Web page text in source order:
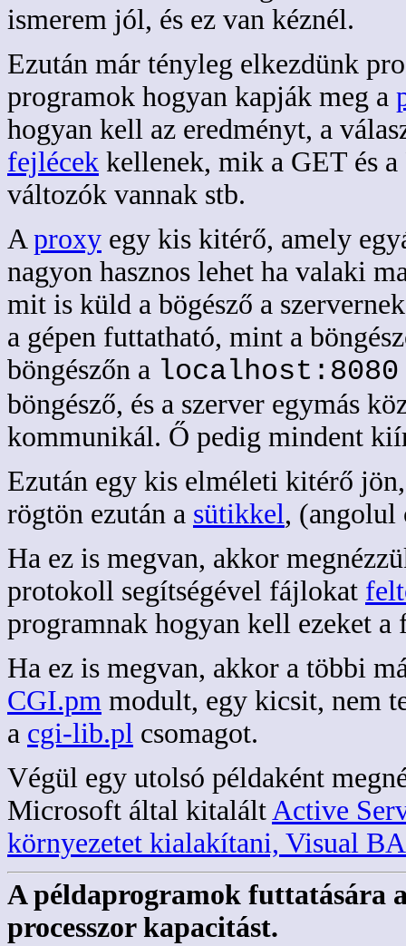
ismerem jól, és ez van kéznél.
Ezután már tényleg elkezdünk
programok hogyan kapják meg a
hogyan kell az eredményt, a
fejlécek kellenek, mik a GET és
változók vannak stb.
A proxy egy kis kitérő, amely
nagyon hasznos lehet ha valaki
mit is küld a bögésző a
a gépen futtatható, mint a
böngészőn a localhost:8080
böngésző, és a szerver egymás
kommunikál. Ő pedig mindent
Ezután egy kis elméleti kitérő
rögtön ezután a sütikkel, (angolul
Ha ez is megvan, akkor
protokoll segítségével fájlokat
programnak hogyan kell ezeket
Ha ez is megvan, akkor a többi
CGI.pm modult, egy kicsit, nem
a cgi-lib.pl csomagot.
Végül egy utolsó példaként
Microsoft által kitalált Active
környezetet kialakítani, Visual
A példaprogramok futtatására
processzor kapacitást.